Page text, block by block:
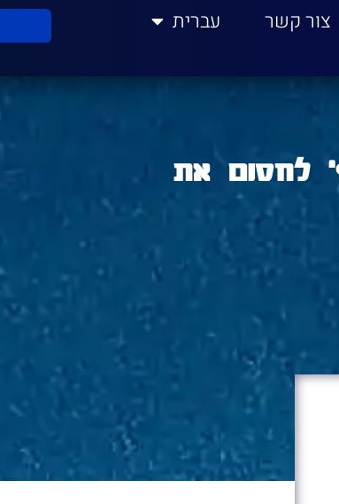
צור קשר עברית
הגענו הבוקר ביחד עם 'פורום תקווה' ו 'צו 9' לחסום את